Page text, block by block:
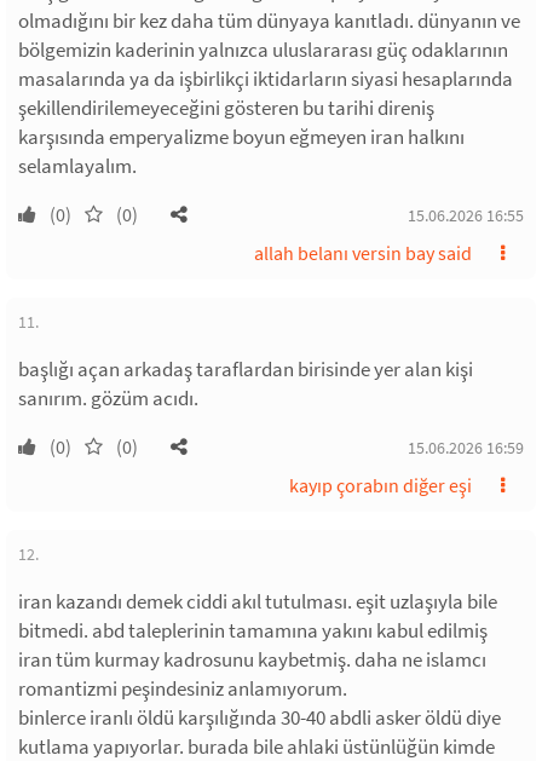
olmadığını bir kez daha tüm dünyaya kanıtladı. dünyanın ve
bölgemizin kaderinin yalnızca uluslararası güç odaklarının
masalarında ya da işbirlikçi iktidarların siyasi hesaplarında
şekillendirilemeyeceğini gösteren bu tarihi direniş
karşısında emperyalizme boyun eğmeyen iran halkını
selamlayalım.
(0) (0) 15.06.2026 16:55
allah belanı versin bay said
11.
başlığı açan arkadaş taraflardan birisinde yer alan kişi
sanırım. gözüm acıdı.
(0) (0) 15.06.2026 16:59
kayıp çorabın diğer eşi
12.
iran kazandı demek ciddi akıl tutulması. eşit uzlaşıyla bile
bitmedi. abd taleplerinin tamamına yakını kabul edilmiş
iran tüm kurmay kadrosunu kaybetmiş. daha ne islamcı
romantizmi peşindesiniz anlamıyorum.
binlerce iranlı öldü karşılığında 30-40 abdli asker öldü diye
kutlama yapıyorlar. burada bile ahlaki üstünlüğün kimde